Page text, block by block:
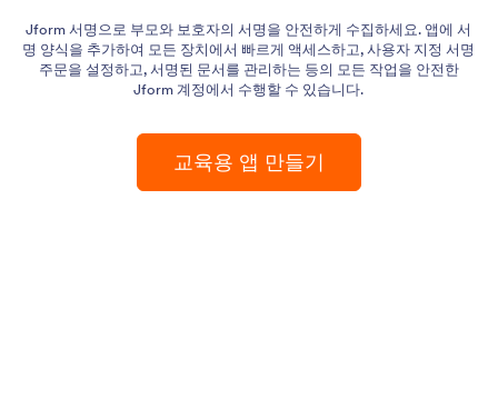
Jform 서명으로 부모와 보호자의 서명을 안전하게 수집하세요. 앱에 서
명 양식을 추가하여 모든 장치에서 빠르게 액세스하고, 사용자 지정 서명
주문을 설정하고, 서명된 문서를 관리하는 등의 모든 작업을 안전한
Jform 계정에서 수행할 수 있습니다.
교육용 앱 만들기